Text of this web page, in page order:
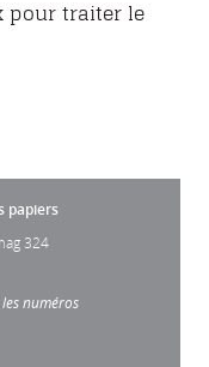
pour traiter le
papiers
324
numéros